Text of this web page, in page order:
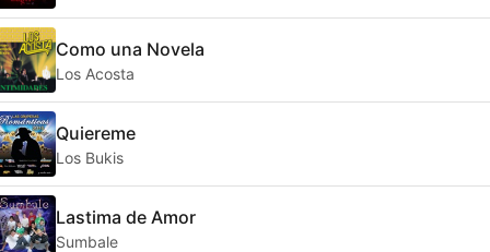
Como una Novela
Los Acosta
Quiereme
Los Bukis
Lastima de Amor
Sumbale